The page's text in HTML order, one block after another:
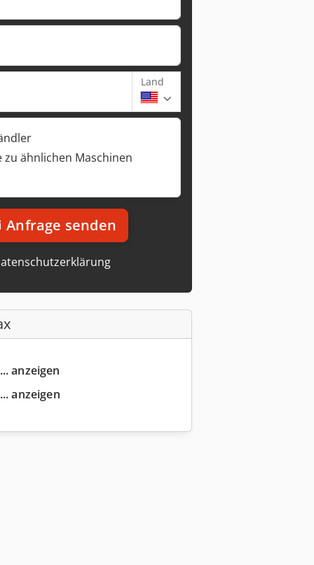
Land
zu ähnlichen Maschinen
Anfrage senden
anzeigen
anzeigen